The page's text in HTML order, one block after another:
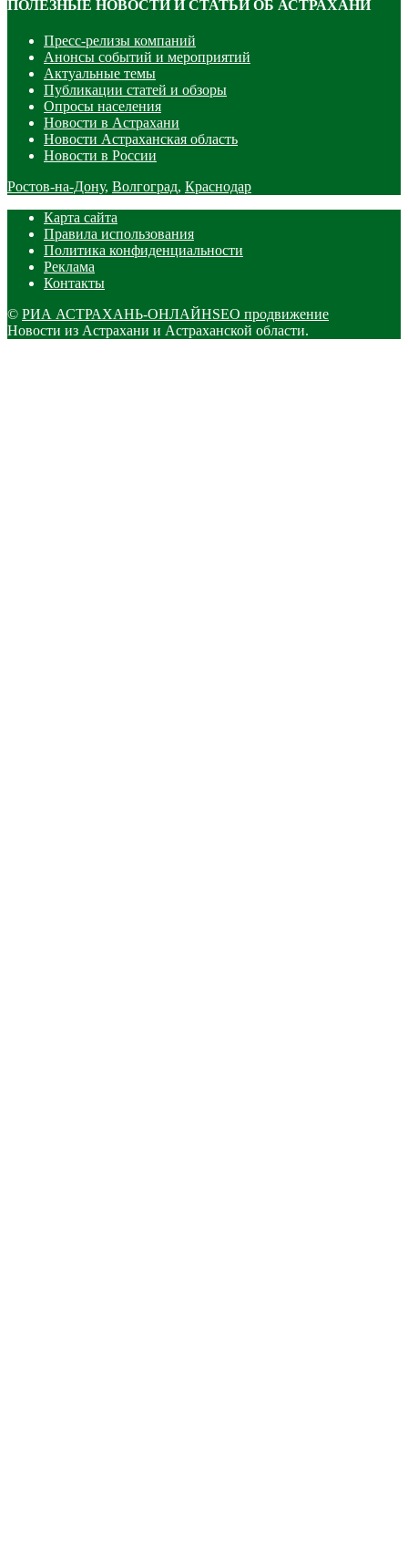
ПОЛЕЗНЫЕ НОВОСТИ И СТАТЬИ ОБ АСТРАХАНИ
Пресс-релизы компаний
Анонсы событий и мероприятий
Актуальные темы
Публикации статей и обзоры
Опросы населения
Новости в Астрахани
Новости Астраханская область
Новости в России
Ростов-на-Дону, Волгоград, Краснодар
Карта сайта
Правила использования
Политика конфиденциальности
Реклама
Контакты
© РИА АСТРАХАНЬ-ОНЛАЙНSEO продвижение
Новости из Астрахани и Астраханской области.